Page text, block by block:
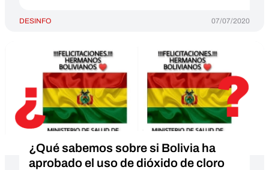
DESINFO 07/07/2020
¿Qué sabemos sobre si Bolivia ha
aprobado el uso de dióxido de cloro